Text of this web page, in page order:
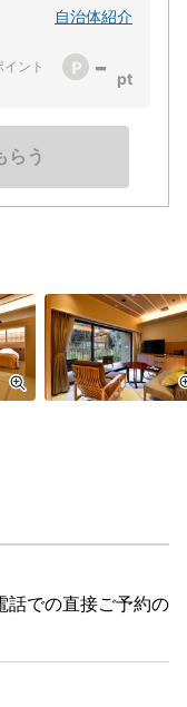
自治体紹介
ント -
らう
話での直接ご予約の